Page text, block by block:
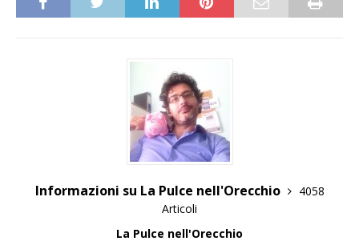
Informazioni su La Pulce nell'Orecchio
4058
Articoli
La Pulce nell'Orecchio